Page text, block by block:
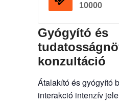
10000
Gyógyító és
konzultáció
Átalakító és gyógyító
interakció intenzív